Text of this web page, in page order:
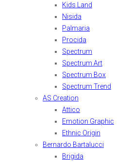
Kids Land
Nisida
Palmaria
Procida
Spectrum
Spectrum Art
Spectrum Box
Spectrum Trend
AS Creation
Attico
Emotion Graphic
Ethnic Origin
Bernardo Bartalucci
Brigida